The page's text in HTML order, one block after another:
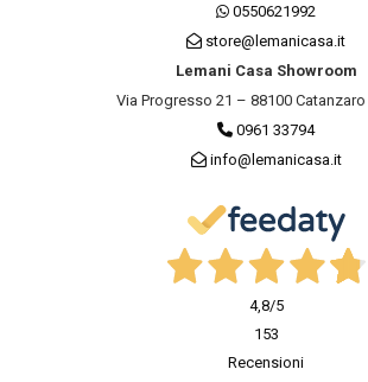
0550621992
store@lemanicasa.it
Lemani Casa Showroom
Via Progresso 21 – 88100 Catanzaro
0961 33794
info@lemanicasa.it
4,8/5
153
Recensioni